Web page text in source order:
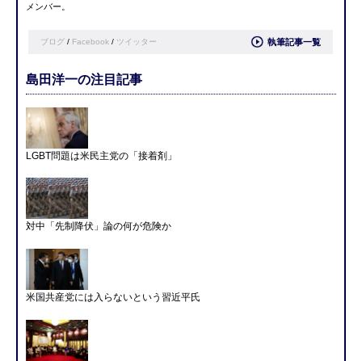
メンバー。
ブログ / Facebook / ツイッター 執筆記事一覧
島田洋一の注目記事
LGBT問題は米民主党の「接着剤」
対中「先制降伏」論の何が危険か
米国共産党には入らないという習近平氏